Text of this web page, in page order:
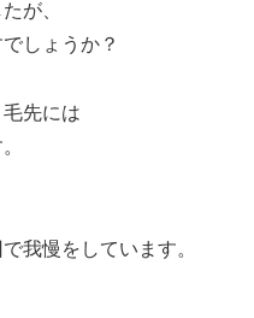
が、
しょうか？
先には
我慢をしています。